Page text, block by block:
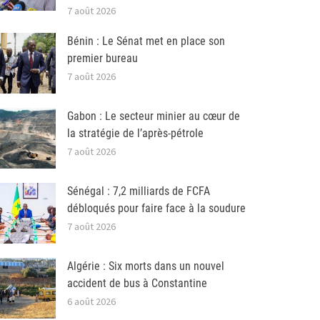
7 août 2026
Bénin : Le Sénat met en place son
premier bureau
7 août 2026
Gabon : Le secteur minier au cœur de
la stratégie de l’après-pétrole
7 août 2026
Sénégal : 7,2 milliards de FCFA
débloqués pour faire face à la soudure
7 août 2026
Algérie : Six morts dans un nouvel
accident de bus à Constantine
6 août 2026